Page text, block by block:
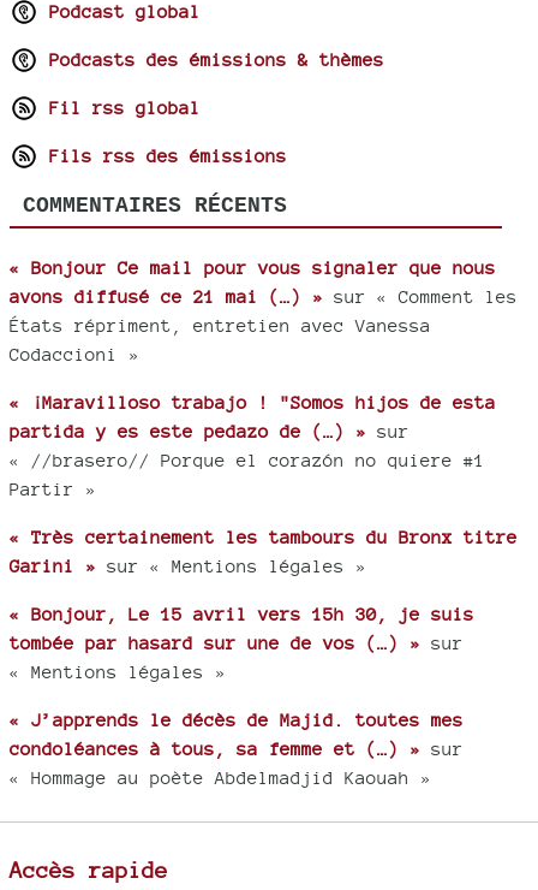
Podcast global
Podcasts des émissions & thèmes
Fil rss global
Fils rss des émissions
COMMENTAIRES RÉCENTS
« Bonjour Ce mail pour vous signaler que nous
avons diffusé ce 21 mai (…) » sur « Comment les
États répriment, entretien avec Vanessa
Codaccioni »
« ¡Maravilloso trabajo ! "Somos hijos de esta
partida y es este pedazo de (…) » sur
« //brasero// Porque el corazón no quiere #1
Partir »
« Très certainement les tambours du Bronx titre
Garini » sur « Mentions légales »
« Bonjour, Le 15 avril vers 15h 30, je suis
tombée par hasard sur une de vos (…) » sur
« Mentions légales »
« J’apprends le décès de Majid. toutes mes
condoléances à tous, sa femme et (…) » sur
« Hommage au poète Abdelmadjid Kaouah »
Accès rapide